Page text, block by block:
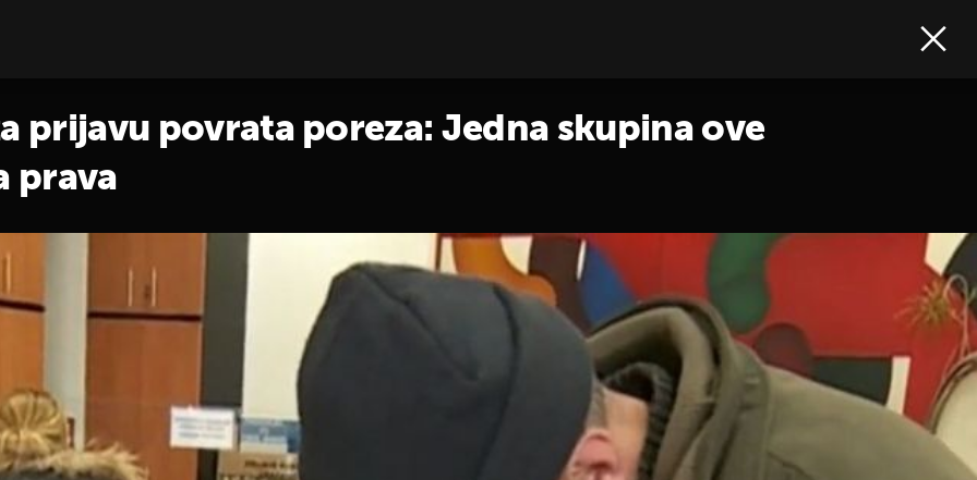
prijavu povrata poreza: Jedna skupina ove
prava